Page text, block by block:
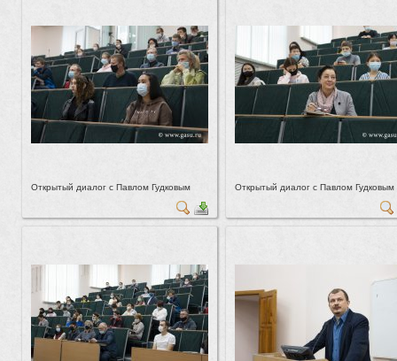
Открытый диалог с Павлом Гудковым Открытый диалог с Павлом Гудковым